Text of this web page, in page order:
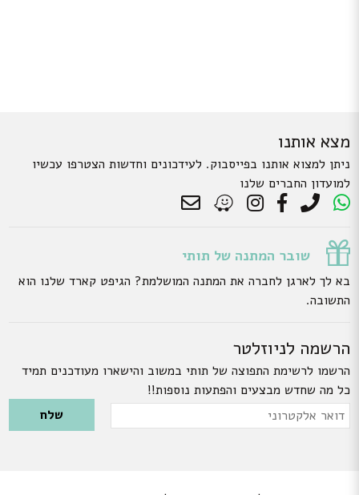
מצא אותנו
ניתן למצוא אותנו בפייסבוק. לעידכונים וחדשות הצטרפו עכשיו
למועדון החברים שלנו
שובר המתנה של תותי
בא לך לארגן לחברה את המתנה המושלמת? הגיפט קארד שלנו הוא
התשובה.
הרשמה לניוזלטר
הרשמו לרשימת התפוצה של תותי במשוב והישארו מעודכנים תמיד
כל מה שחדש מבצעים והפתעות נוספות!!
Please leave this field empty.
דואר